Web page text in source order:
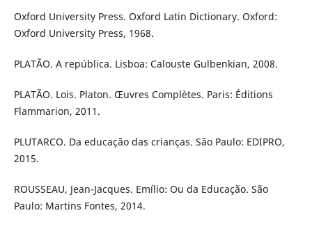
Oxford University Press. Oxford Latin Dictionary. Oxford:
Oxford University Press, 1968.
PLATÃO. A república. Lisboa: Calouste Gulbenkian, 2008.
PLATÃO. Lois. Platon. Œuvres Complètes. Paris: Éditions
Flammarion, 2011.
PLUTARCO. Da educação das crianças. São Paulo: EDIPRO,
2015.
ROUSSEAU, Jean-Jacques. Emílio: Ou da Educação. São
Paulo: Martins Fontes, 2014.